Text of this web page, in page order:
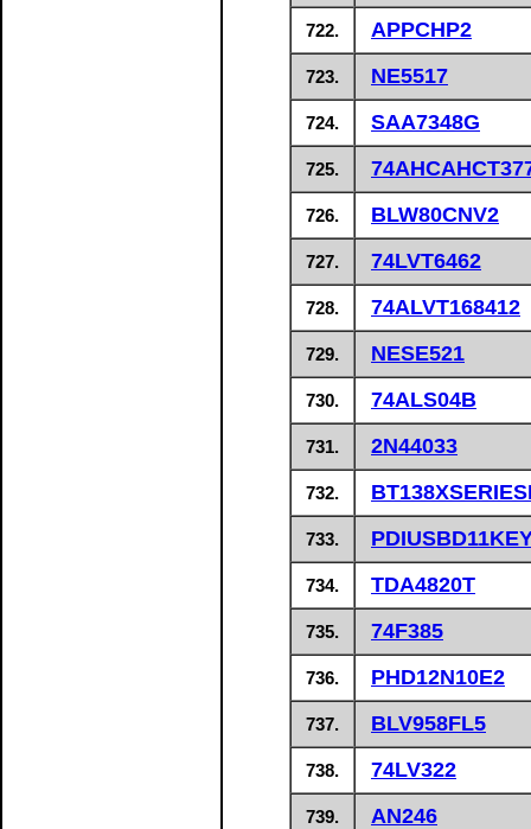
722. APPCHP2
723. NE5517
724. SAA7348G
725.
726. BLW80CNV2
727. 74LVT6462
728. 74ALVT168412
729. NESE521
730. 74ALS04B
731. 2N44033
732.
733.
734. TDA4820T
735. 74F385
736. PHD12N10E2
737. BLV958FL5
738. 74LV322
739. AN246